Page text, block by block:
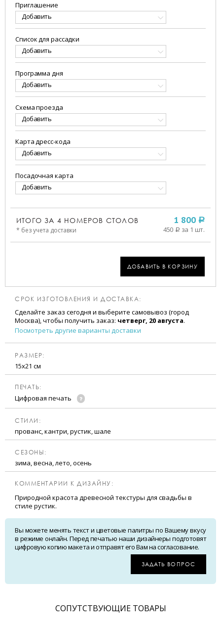
Приглашение
Добавить
Список для рассадки
Добавить
Программа дня
Добавить
Схема проезда
Добавить
Карта дресс-кода
Добавить
Посадочная карта
Добавить
ИТОГО ЗА 4 НОМЕРОВ СТОЛОВ
* без учета доставки
1 800 a
450 a за 1 шт.
ДОБАВИТЬ В КОРЗИНУ
СРОК ИЗГОТОВЛЕНИЯ И ДОСТАВКА:
Сделайте заказ сегодня и выберите самовывоз (город
Москва), чтобы получить заказ: четверг, 20 августа.
Посмотреть другие варианты доставки
РАЗМЕР:
15х21 см
ПЕЧАТЬ:
Цифровая печать
CТИЛИ:
прованс, кантри, рустик, шале
CЕЗОНЫ:
зима, весна, лето, осень
КОММЕНТАРИИ К ДИЗАЙНУ:
Природной красота древесной текстуры для свадьбы в
стиле рустик.
Вы можете менять текст и цветовые палитры по Вашему вкусу
в режиме онлайн. Перед печатью наши дизайнеры подготовят
цифровую копию макета и отправят его Вам на согласование.
ЗАДАТЬ ВОПРОС
CОПУТСТВУЮЩИЕ ТОВАРЫ